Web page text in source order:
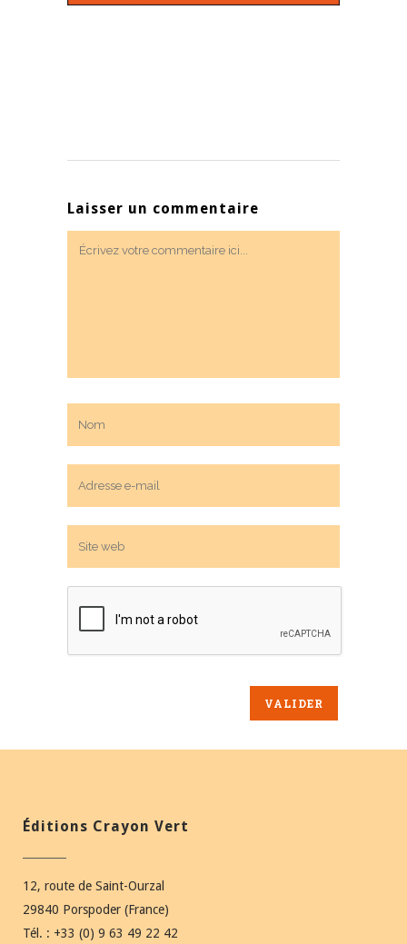
Laisser un commentaire
Éditions Crayon Vert
12, route de Saint-Ourzal
29840 Porspoder (France)
Tél. : +33 (0) 9 63 49 22 42